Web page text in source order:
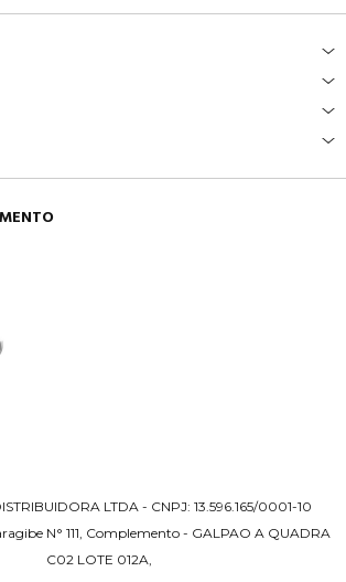
LTDA - CNPJ: 13.596.165/0001-10
N° 111, Complemento - GALPAO A QUADRA
C02 LOTE 012A,